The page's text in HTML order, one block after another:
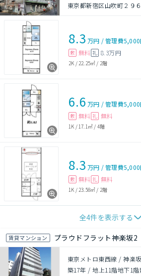
東京都新宿区山吹町２９６
8.3 万円 /管理費5,000
敷 無料 礼 8.3万円
2K / 22.25㎡ / 2階
6.6 万円 /管理費5,000
敷 無料 礼 無料
1K / 17.1㎡ / 4階
8.3 万円 /管理費5,000
敷 無料 礼 無料
1K / 23.58㎡ / 2階
全4件を表示する
賃貸マンション プラウドフラット神楽坂2
東京メトロ東西線 / 神楽
築17年 /地上11階地下1階